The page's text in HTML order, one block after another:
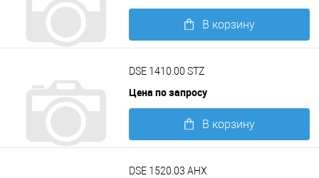
В корзину
DSE 1410.00 STZ
Цена по запросу
В корзину
DSE 1520.03 AHX